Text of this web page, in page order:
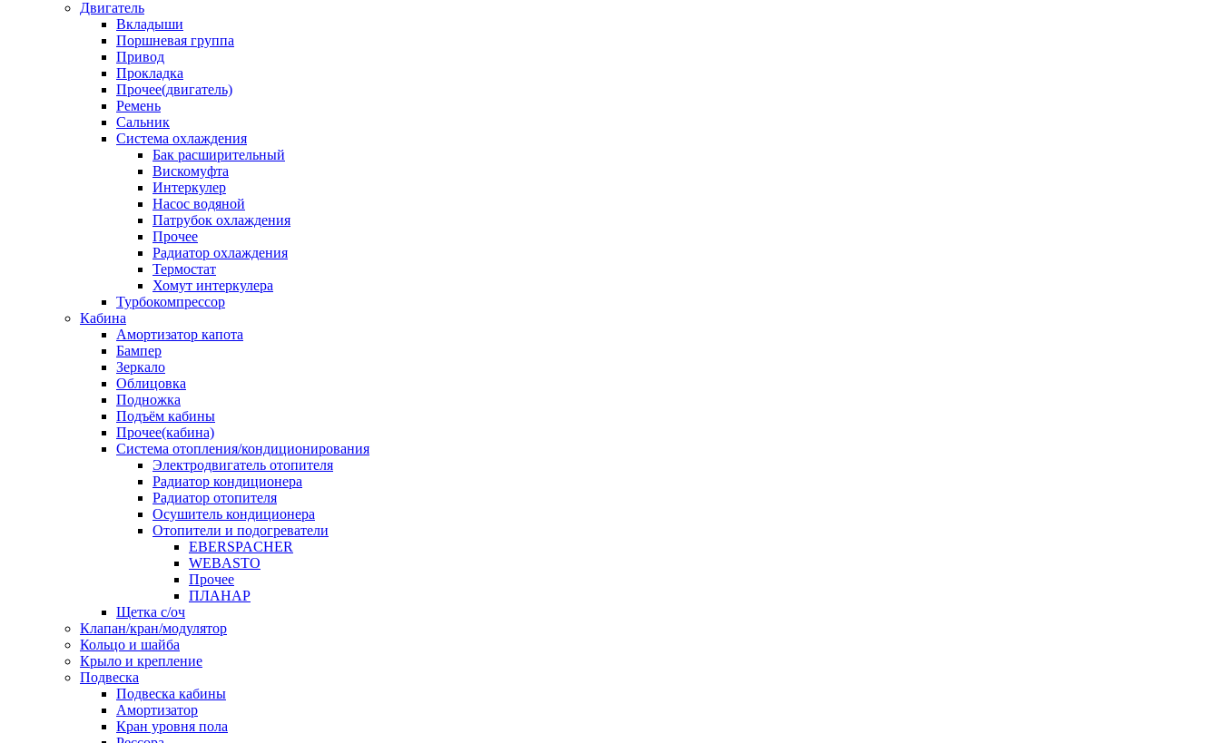
Двигатель
Вкладыши
Поршневая группа
Привод
Прокладка
Прочее(двигатель)
Ремень
Сальник
Система охлаждения
Бак расширительный
Вискомуфта
Интеркулер
Насос водяной
Патрубок охлаждения
Прочее
Радиатор охлаждения
Термостат
Хомут интеркулера
Турбокомпрессор
Кабина
Амортизатор капота
Бампер
Зеркало
Облицовка
Подножка
Подъём кабины
Прочее(кабина)
Система отопления/кондиционирования
Электродвигатель отопителя
Радиатор кондиционера
Радиатор отопителя
Осушитель кондиционера
Отопители и подогреватели
EBERSPACHER
WEBASTO
Прочее
ПЛАНАР
Щетка с/оч
Клапан/кран/модулятор
Кольцо и шайба
Крыло и крепление
Подвеска
Подвеска кабины
Амортизатор
Кран уровня пола